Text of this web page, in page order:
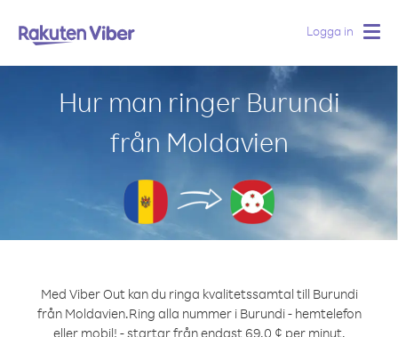
Logga in
Hur man ringer Burundi
från Moldavien
Med Viber Out kan du ringa kvalitetssamtal till Burundi
från Moldavien.Ring alla nummer i Burundi - hemtelefon
eller mobil! - startar från endast 69.0 ¢ per minut.